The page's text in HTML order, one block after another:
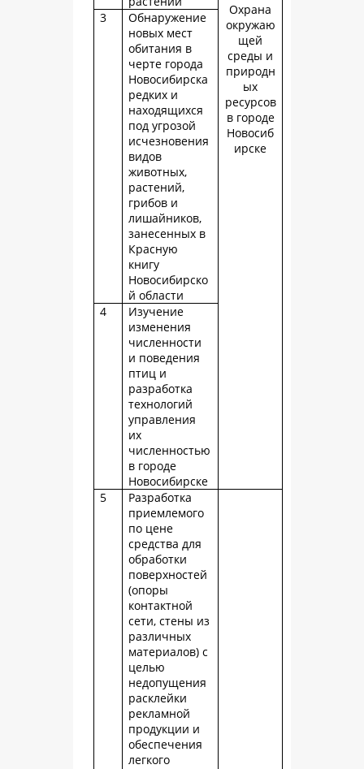
Охрана
окружаю
щей
среды и
природн
ых
ресурсов
в городе
Новосиб
ирске
3
Обнаружение
новых мест
обитания в
черте города
Новосибирска
редких и
находящихся
под угрозой
исчезновения
видов
животных,
растений,
грибов и
лишайников,
занесенных в
Красную
книгу
Новосибирско
й области
4
Изучение
изменения
численности
и поведения
птиц и
разработка
технологий
управления
их
численностью
в городе
Новосибирске
5
Разработка
приемлемого
по цене
средства для
обработки
поверхностей
(опоры
контактной
сети, стены из
различных
материалов) с
целью
недопущения
расклейки
рекламной
продукции и
обеспечения
легкого